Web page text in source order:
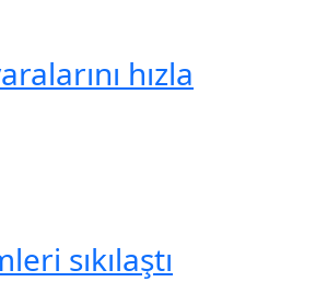
hızla
sıkılaştı